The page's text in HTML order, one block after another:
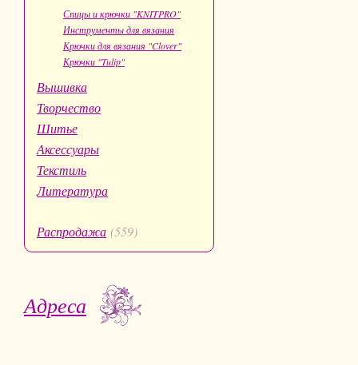
Спицы и крючки "KNITPRO"
Инструменты для вязания
Крючки для вязания "Clover"
Крючки "Tulip"
Вышивка
Творчество
Шитье
Аксессуары
Текстиль
Литература
Распродажа (559)
Адреса